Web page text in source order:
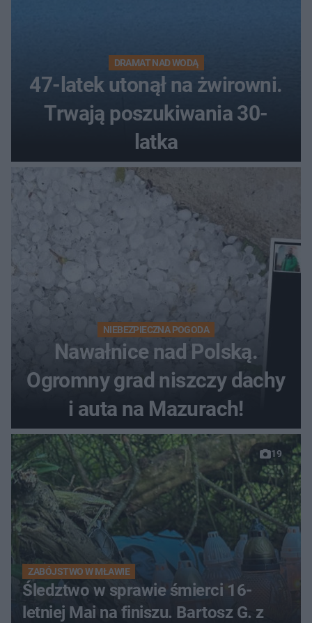
DRAMAT NAD WODĄ
47-latek utonął na żwirowni.
Trwają poszukiwania 30-
latka
NIEBEZPIECZNA POGODA
Nawałnice nad Polską.
Ogromny grad niszczy dachy
i auta na Mazurach!
19
ZABÓJSTWO W MŁAWIE
Śledztwo w sprawie śmierci 16-
letniej Mai na finiszu. Bartosz G. z